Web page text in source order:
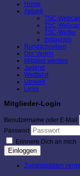
Home
Aktuell
TSC-
TSC-
TSC-Wetter
Instagram
Rundschreiben
Der Verein
Mitglied werden
Jugend
Wettfahrt
Umwelt
Links
Mitglieder-Login
Benutzername oder E-Mail
Passwort
Erinnere Dich an mich
Einloggen
Zugangsdaten